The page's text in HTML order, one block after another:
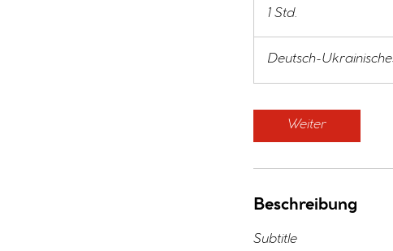
1 Std.
S
t
Deutsch-
Weiter
Beschreibung
Subtitle